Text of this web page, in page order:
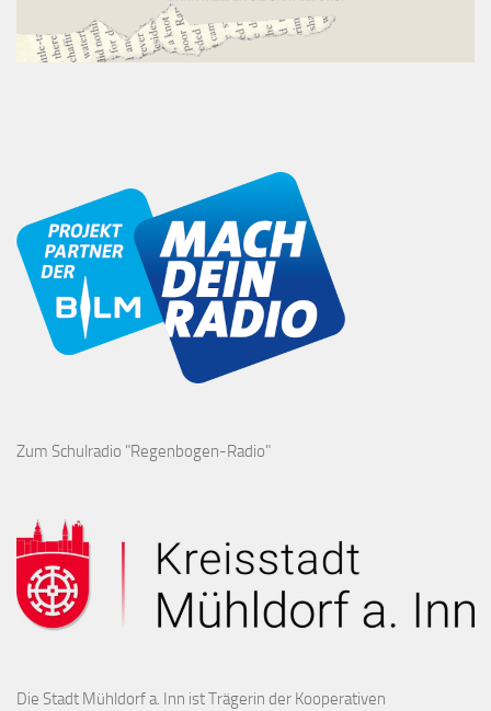
Zum Schulradio "Regenbogen-Radio"
Die Stadt Mühldorf a. Inn ist Trägerin der Kooperativen